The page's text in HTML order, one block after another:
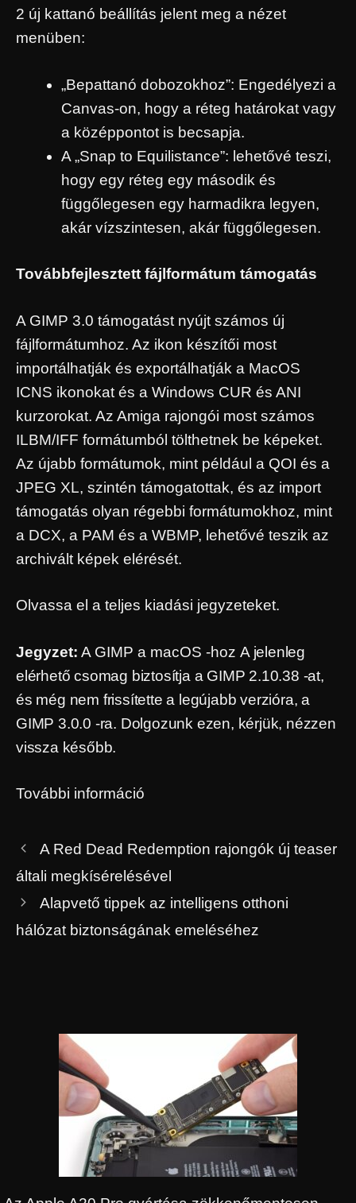
2 új kattanó beállítás jelent meg a nézet
menüben:
„Bepattanó dobozokhoz”: Engedélyezi a
Canvas-on, hogy a réteg határokat vagy
a középpontot is becsapja.
A „Snap to Equilistance”: lehetővé teszi,
hogy egy réteg egy második és
függőlegesen egy harmadikra ​​legyen,
akár vízszintesen, akár függőlegesen.
Továbbfejlesztett fájlformátum támogatás
A GIMP 3.0 támogatást nyújt számos új
fájlformátumhoz. Az ikon készítői most
importálhatják és exportálhatják a MacOS
ICNS ikonokat és a Windows CUR és ANI
kurzorokat. Az Amiga rajongói most számos
ILBM/IFF formátumból tölthetnek be képeket.
Az újabb formátumok, mint például a QOI és a
JPEG XL, szintén támogatottak, és az import
támogatás olyan régebbi formátumokhoz, mint
a DCX, a PAM és a WBMP, lehetővé teszik az
archivált képek elérését.
Olvassa el a teljes kiadási jegyzeteket.
Jegyzet: A GIMP a macOS -hoz A jelenleg
elérhető csomag biztosítja a GIMP 2.10.38 -at,
és még nem frissítette a legújabb verzióra, a
GIMP 3.0.0 -ra. Dolgozunk ezen, kérjük, nézzen
vissza később.
További információ
A Red Dead Redemption rajongók új teaser
általi megkísérelésével
Alapvető tippek az intelligens otthoni
hálózat biztonságának emeléséhez